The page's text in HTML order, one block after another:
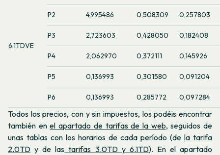
6.1TDVE
P2 4,995486 0,508309 0,257803
P3 2,723603 0,428050 0,182408
P4 2,062970 0,372111 0,145926
P5 0,136993 0,301580 0,091204
P6 0,136993 0,285772 0,097284
Todos los precios, con y sin impuestos, los podéis encontrar
también enel apartado de tarifas de la web, seguidos de
unas tablas con los horarios de cada período (de la tarifa
2.0TD y de las tarifas 3.0TD y 6.1TD). En el apartado